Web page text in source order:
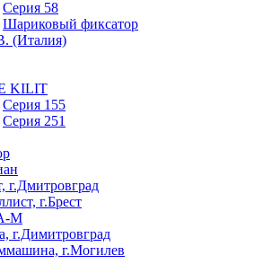
Серия 58
Шариковый фиксатор
(Италия)
KILIT
Серия 155
Серия 251
г.Дмитровград
г.Брест
М
г.Димитровград
г.Могилев